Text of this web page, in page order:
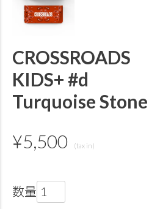
CROSSROADS
KIDS+ #d
Turquoise Stone
¥5,500